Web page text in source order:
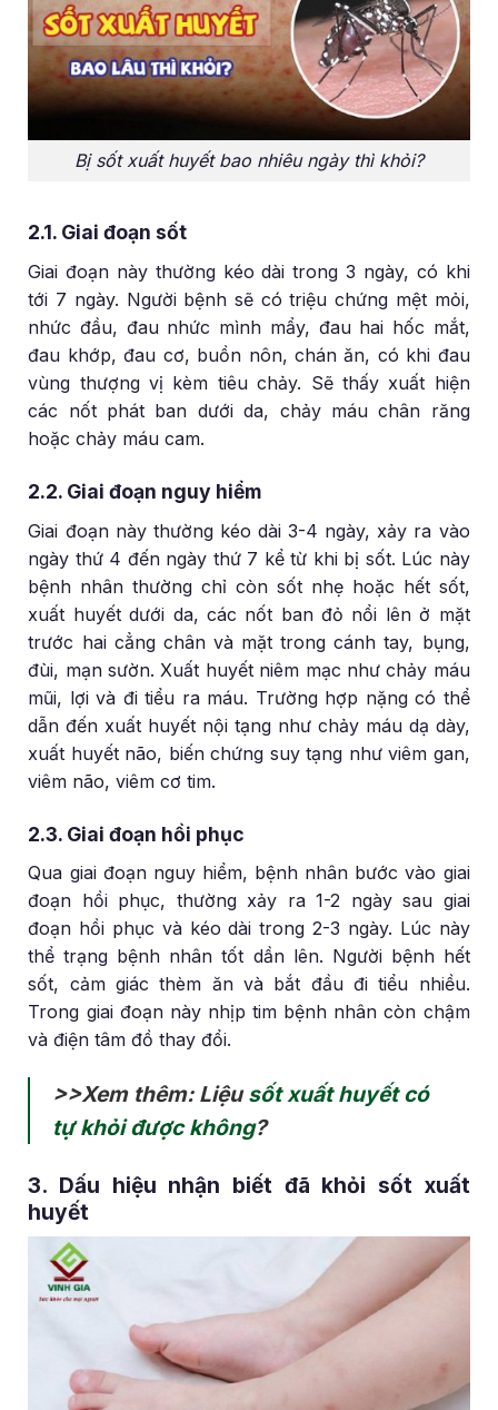
Bị sốt xuất huyết bao nhiêu ngày thì khỏi?
2.1. Giai đoạn sốt
Giai đoạn này thường kéo dài trong 3 ngày, có khi
tới 7 ngày. Người bệnh sẽ có triệu chứng mệt mỏi,
nhức đầu, đau nhức mình mẩy, đau hai hốc mắt,
đau khớp, đau cơ, buồn nôn, chán ăn, có khi đau
vùng thượng vị kèm tiêu chảy. Sẽ thấy xuất hiện
các nốt phát ban dưới da, chảy máu chân răng
hoặc chảy máu cam.
2.2. Giai đoạn nguy hiểm
Giai đoạn này thường kéo dài 3-4 ngày, xảy ra vào
ngày thứ 4 đến ngày thứ 7 kể từ khi bị sốt. Lúc này
bệnh nhân thường chỉ còn sốt nhẹ hoặc hết sốt,
xuất huyết dưới da, các nốt ban đỏ nổi lên ở mặt
trước hai cẳng chân và mặt trong cánh tay, bụng,
đùi, mạn sườn. Xuất huyết niêm mạc như chảy máu
mũi, lợi và đi tiểu ra máu. Trường hợp nặng có thể
dẫn đến xuất huyết nội tạng như chảy máu dạ dày,
xuất huyết não, biến chứng suy tạng như viêm gan,
viêm não, viêm cơ tim.
2.3. Giai đoạn hồi phục
Qua giai đoạn nguy hiểm, bệnh nhân bước vào giai
đoạn hồi phục, thường xảy ra 1-2 ngày sau giai
đoạn hồi phục và kéo dài trong 2-3 ngày. Lúc này
thể trạng bệnh nhân tốt dần lên. Người bệnh hết
sốt, cảm giác thèm ăn và bắt đầu đi tiểu nhiều.
Trong giai đoạn này nhịp tim bệnh nhân còn chậm
và điện tâm đồ thay đổi.
>>Xem thêm: Liệusốt xuất huyết có
tự khỏi được không?
3. Dấu hiệu nhận biết đã khỏi sốt xuất
huyết